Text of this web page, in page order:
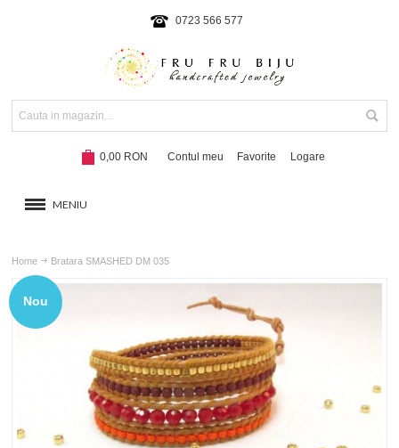
0723 566 577
0,00 RON Contul meu Favorite Logare
MENIU
COLIERE SI SETURI
NOUTATI 2024 Hot!
SETURI BRATARI New
Home Bratara SMASHED DM 035
Nou